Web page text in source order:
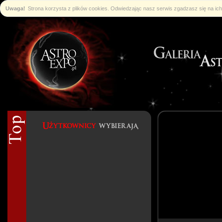
Uwaga! Strona korzysta z plików cookies. Odwiedzając nasz serwis zgadzasz się na